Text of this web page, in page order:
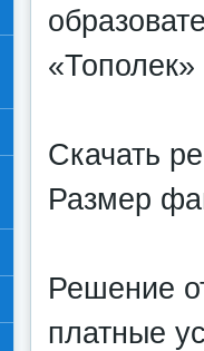
«Тополек»
Скачать
Размер
Решение
платные